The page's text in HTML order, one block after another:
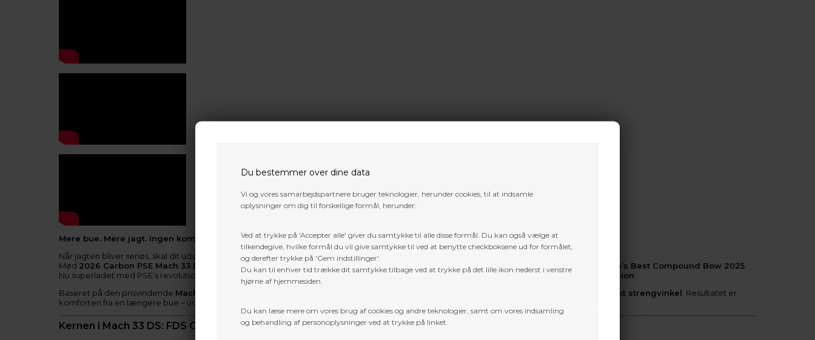
Du bestemmer over dine data
Vi og vores samarbejdspartnere bruger teknologier, herunder cookies, til at indsamle
oplysninger om dig til forskellige formål, herunder:
Ved at trykke på 'Accepter alle' giver du samtykke til alle disse formål. Du kan også vælge at
tilkendegive, hvilke formål du vil give samtykke til ved at benytte checkboksene ud for formålet,
og derefter trykke på 'Gem indstillinger'.
Du kan til enhver tid trække dit samtykke tilbage ved at trykke på det lille ikon nederst i venstre
hjørne af hjemmesiden.
Du kan læse mere om vores brug af cookies og andre teknologier, samt om vores indsamling
og behandling af personoplysninger ved at trykke på linket.
Mere bue. Mere jagt. Ingen kompromiser.
Når jagten bliver seriøs, skal dit udstyr følge med.
Mød 2026 Carbon PSE Mach 33 DS —den næste evolution af buen, der blev kåret til2025 Outdoor Life Bow of the Year Field & Stream’s Best Compound Bow 2025
Nu superladet med PSE’s revolutionerende
FDS Cam System, skubber Mach 33 DS grænserne forhastighed, tilgivelse og dødelig præcision
Baseret på den prisvindende Mach 30 perfekt strengvinkel . Resultatet er
komforten fra en længere bue – uden ekstra volumen i tæt terræn.
Kernen i Mach 33 DS: FDS Cam Systemetleverer: